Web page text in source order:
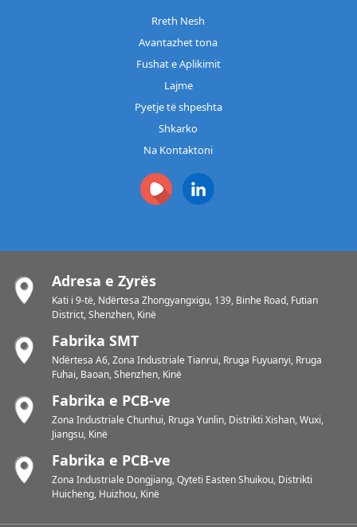
Rreth Nesh
Avantazhet tona
Fushat e Aplikimit
Lajme
Pyetje të shpeshta
Shkarko
Na Kontaktoni
Adresa e Zyrës
Kati i 9-të, Ndërtesa Zhongyangxigu, 139, Binhe Road, Futian
District, Shenzhen, Kinë
Fabrika SMT
Ndërtesa A6, Zona Industriale Tianrui, Rruga Fuyuanyi, Rruga
Fuhai, Baoan, Shenzhen, Kinë
Fabrika e PCB-ve
Zona Industriale Chunhui, Rruga Yunlin, Distrikti Xishan, Wuxi,
Jiangsu, Kinë
Fabrika e PCB-ve
Zona Industriale Dongjiang, Qyteti Easten Shuikou, Distrikti
Huicheng, Huizhou, Kinë